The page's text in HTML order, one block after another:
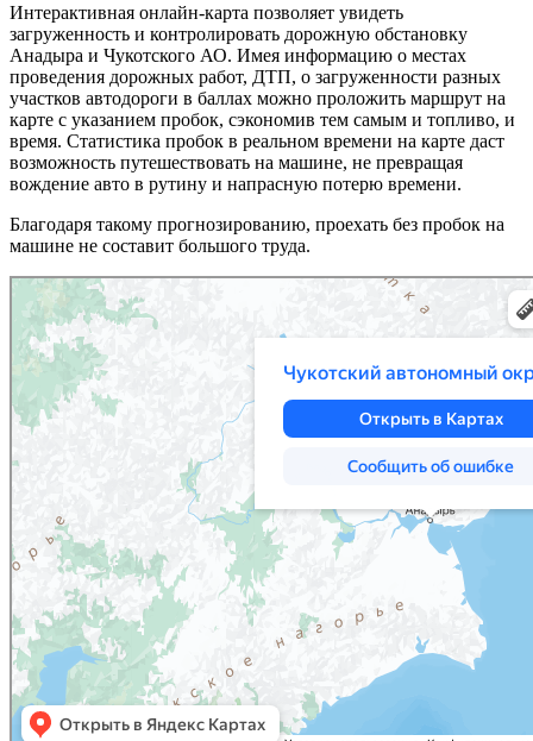
Интерактивная онлайн-карта позволяет увидеть
загруженность и контролировать дорожную обстановку
Анадыра и Чукотского АО. Имея информацию о местах
проведения дорожных работ, ДТП, о загруженности разных
участков автодороги в баллах можно проложить маршрут на
карте с указанием пробок, сэкономив тем самым и топливо, и
время. Статистика пробок в реальном времени на карте даст
возможность путешествовать на машине, не превращая
вождение авто в рутину и напрасную потерю времени.
Благодаря такому прогнозированию, проехать без пробок на
машине не составит большого труда.